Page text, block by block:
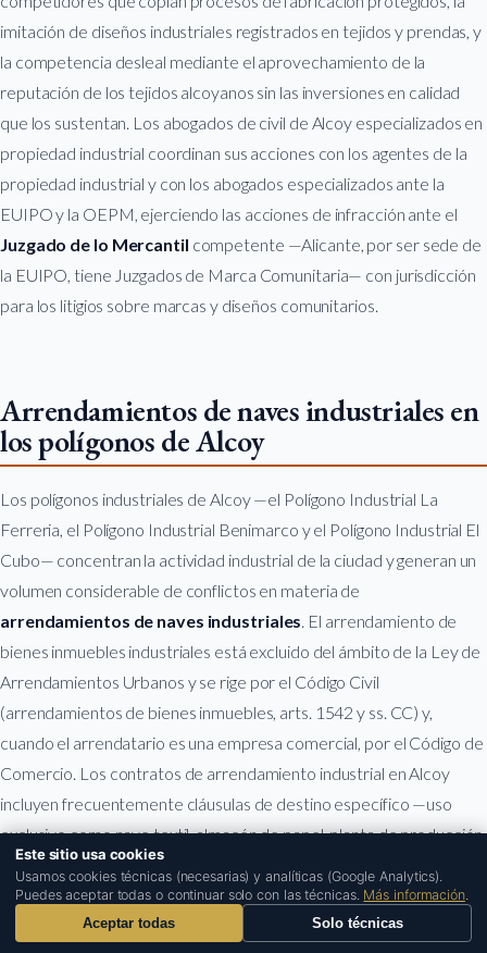
imitación de diseños industriales registrados en tejidos y prendas, y
la competencia desleal mediante el aprovechamiento de la
reputación de los tejidos alcoyanos sin las inversiones en calidad
que los sustentan. Los abogados de civil de Alcoy especializados en
propiedad industrial coordinan sus acciones con los agentes de la
propiedad industrial y con los abogados especializados ante la
EUIPO y la OEPM, ejerciendo las acciones de infracción ante el
Juzgado de lo Mercantil competente —Alicante, por ser sede de
la EUIPO, tiene Juzgados de Marca Comunitaria— con jurisdicción
para los litigios sobre marcas y diseños comunitarios.
Arrendamientos de naves industriales en
los polígonos de Alcoy
Los polígonos industriales de Alcoy —el Polígono Industrial La
Ferreria, el Polígono Industrial Benimarco y el Polígono Industrial El
Cubo— concentran la actividad industrial de la ciudad y generan un
volumen considerable de conflictos en materia de
arrendamientos de naves industriales. El arrendamiento de
bienes inmuebles industriales está excluido del ámbito de la Ley de
Arrendamientos Urbanos y se rige por el Código Civil
(arrendamientos de bienes inmuebles, arts. 1542 y ss. CC) y,
cuando el arrendatario es una empresa comercial, por el Código de
Comercio. Los contratos de arrendamiento industrial en Alcoy
incluyen frecuentemente cláusulas de destino específico —uso
exclusivo como nave textil, almacén de papel, planta de producción
—, cláusulas de adaptación de renta al IPC y cláusulas de obras de
mejora que deben ser analizadas con precisión para evitar
conflictos posteriores.
¿Buscas al mejor abogado para tu caso?
Este sitio usa cookies
Usamos cookies técnicas (necesarias) y analíticas (Google Analytics).
Puedes aceptar todas o continuar solo con las técnicas. Más información.
Aceptar todas
Solo técnicas